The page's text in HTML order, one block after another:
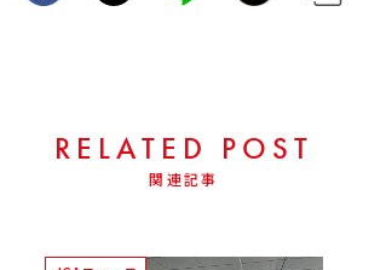
RELATED POST
関連記事